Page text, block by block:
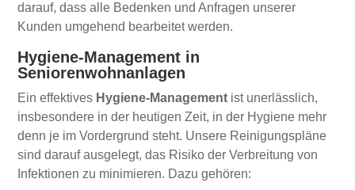
darauf, dass alle Bedenken und Anfragen unserer
Kunden umgehend bearbeitet werden.
Hygiene-Management in
Seniorenwohnanlagen
Ein effektives Hygiene-Management ist unerlässlich,
insbesondere in der heutigen Zeit, in der Hygiene mehr
denn je im Vordergrund steht. Unsere Reinigungspläne
sind darauf ausgelegt, das Risiko der Verbreitung von
Infektionen zu minimieren. Dazu gehören: